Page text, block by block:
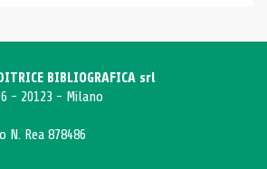
BIBLIOGRAFICA srl
- 20123 - Milano
N. Rea 878486